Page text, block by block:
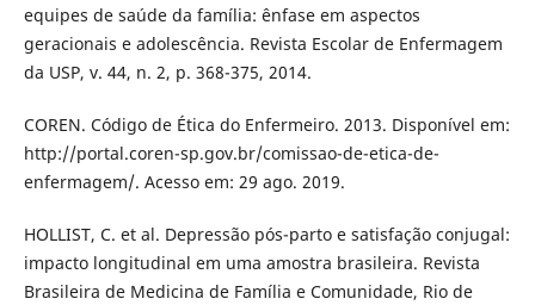
equipes de saúde da família: ênfase em aspectos
geracionais e adolescência. Revista Escolar de Enfermagem
da USP, v. 44, n. 2, p. 368-375, 2014.
COREN. Código de Ética do Enfermeiro. 2013. Disponível em:
http://portal.coren-sp.gov.br/comissao-de-etica-de-
enfermagem/. Acesso em: 29 ago. 2019.
HOLLIST, C. et al. Depressão pós-parto e satisfação conjugal:
impacto longitudinal em uma amostra brasileira. Revista
Brasileira de Medicina de Família e Comunidade, Rio de